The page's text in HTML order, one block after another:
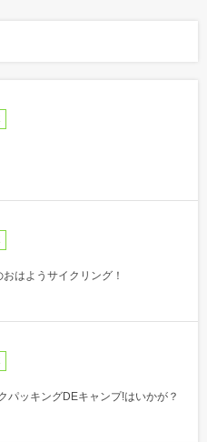
おはようサイクリング！
パッキングDEキャンプ!はいかが？